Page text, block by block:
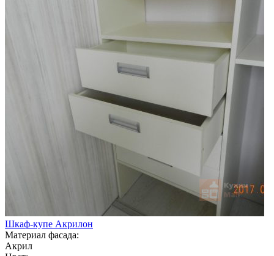
Шкаф-купе Акрилон
Материал фасада:
Акрил